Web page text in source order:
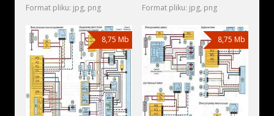
Format pliku: jpg, png Format pliku: jpg, png
8,75 Mb 8,75 Mb